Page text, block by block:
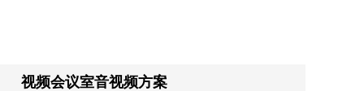
视频会议室音视频方案